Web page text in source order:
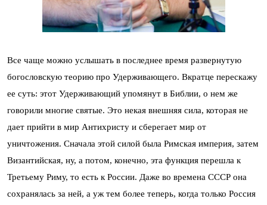
Все чаще можно услышать в последнее время развернутую
богословскую теорию про Удерживающего. Вкратце перескажу
ее суть: этот Удерживающий упомянут в Библии, о нем же
говорили многие святые. Это некая внешняя сила, которая не
дает прийти в мир Антихристу и сберегает мир от
уничтожения. Сначала этой силой была Римская империя, затем
Византийская, ну, а потом, конечно, эта функция перешла к
Третьему Риму, то есть к России. Даже во времена СССР она
сохранялась за ней, а уж тем более теперь, когда только Россия